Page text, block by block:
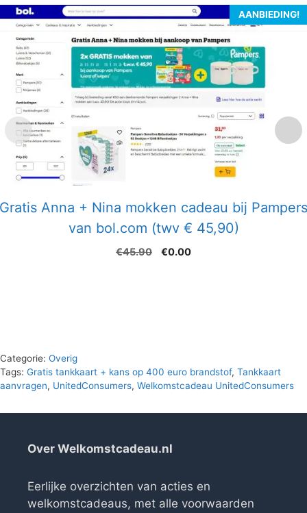
AANBIEDING!
Gratis Anna + Nina mokken cadeau bij Pampers
van bol.com (twv € 45,90)
€45.90
Oorspronkelijke
€0.00Huidige
Categorie: Overig
Tags: Gratis tankkaart + kans op 400 euro brandstof, Tankkaart
aanvragen, UnitedConsumers, Welkomstcadeau UnitedConsumers
Over Welkomstcadeau.nl
Eerlijke overzichten van acties en
welkomstcadeaus, met alle voorwaarden